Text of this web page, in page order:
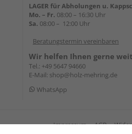
LAGER für Abholungen u.
Mo. – Fr. 08:00 – 16:30 Uhr
Sa. 08:00 – 12:00 Uhr
Beratungstermin vereinbaren
Wir helfen Ihnen gerne
Tel.: +49 5647 94660
E-Mail: shop@holz-mehring.de
WhatsApp
Impressum AGB